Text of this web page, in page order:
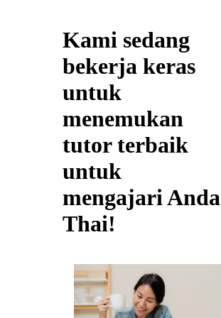
Kami sedang
bekerja keras
untuk
menemukan
tutor terbaik
untuk
mengajari Anda
Thai!